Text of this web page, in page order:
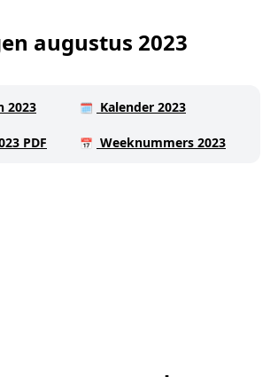
augustus 2023
2023 🗓️ Kalender 2023
PDF 📅 Weeknummers 2023